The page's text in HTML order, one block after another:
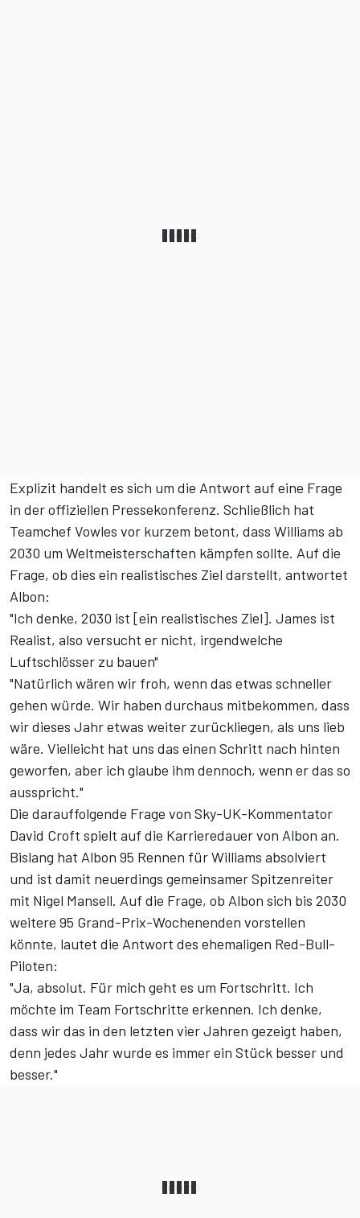
Explizit handelt es sich um die Antwort auf eine Frage
in der offiziellen Pressekonferenz. Schließlich hat
Teamchef Vowles vor kurzem betont, dass Williams ab
2030 um Weltmeisterschaften kämpfen sollte. Auf die
Frage, ob dies ein realistisches Ziel darstellt, antwortet
Albon:
"Ich denke, 2030 ist [ein realistisches Ziel]. James ist
Realist, also versucht er nicht, irgendwelche
Luftschlösser zu bauen"
"Natürlich wären wir froh, wenn das etwas schneller
gehen würde. Wir haben durchaus mitbekommen, dass
wir dieses Jahr etwas weiter zurückliegen, als uns lieb
wäre. Vielleicht hat uns das einen Schritt nach hinten
geworfen, aber ich glaube ihm dennoch, wenn er das so
ausspricht."
Die darauffolgende Frage von Sky-UK-Kommentator
David Croft spielt auf die Karrieredauer von Albon an.
Bislang hat Albon 95 Rennen für Williams absolviert
und ist damit neuerdings gemeinsamerSpitzenreiter
mit Nigel Mansell. Auf die Frage, ob Albon sich bis 2030
weitere 95 Grand-Prix-Wochenenden vorstellen
könnte, lautet die Antwort des ehemaligen Red-Bull-
Piloten:
"Ja, absolut. Für mich geht es um Fortschritt. Ich
möchte im Team Fortschritte erkennen. Ich denke,
dass wir das in den letzten vier Jahren gezeigt haben,
denn jedes Jahr wurde es immer ein Stück besser und
besser."